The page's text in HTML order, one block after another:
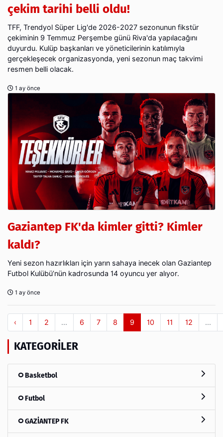
çekim tarihi belli oldu!
TFF, Trendyol Süper Lig'de 2026-2027 sezonunun fikstür
çekiminin 9 Temmuz Perşembe günü Riva'da yapılacağını
duyurdu. Kulüp başkanları ve yöneticilerinin katılımıyla
gerçekleşecek organizasyonda, yeni sezonun maç takvimi
resmen belli olacak.
1 ay önce
Gaziantep FK'da kimler gitti? Kimler
kaldı?
Yeni sezon hazırlıkları için yarın sahaya inecek olan Gaziantep
Futbol Kulübü’nün kadrosunda 14 oyuncu yer alıyor.
1 ay önce
‹ 1 2 ... 6 7 8 9 10 11 12 ...
KATEGORILER
Basketbol
Futbol
GAZİANTEP FK